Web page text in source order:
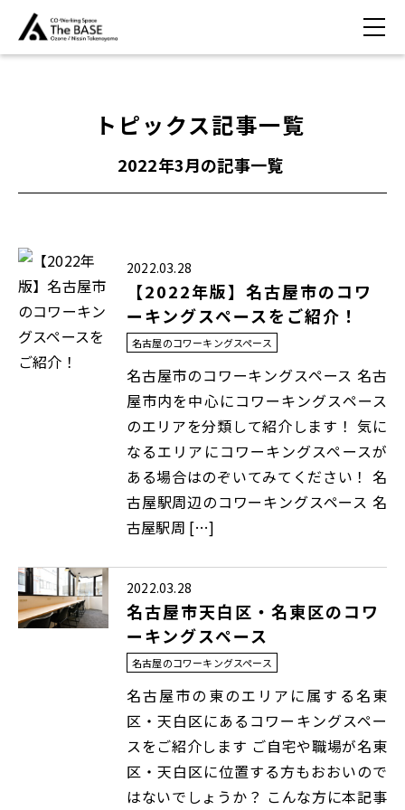
トピックス記事一覧
2022年3月の記事一覧
2022.03.28
【2022年版】名古屋市のコワ
ーキングスペースをご紹介！
名古屋のコワーキングスペース
名古屋市のコワーキングスペース 名古
屋市内を中心にコワーキングスペース
のエリアを分類して紹介します！ 気に
なるエリアにコワーキングスペースが
ある場合はのぞいてみてください！ 名
古屋駅周辺のコワーキングスペース 名
古屋駅周 […]
2022.03.28
名古屋市天白区・名東区のコワ
ーキングスペース
名古屋のコワーキングスペース
名古屋市の東のエリアに属する名東
区・天白区にあるコワーキングスペー
スをご紹介します ご自宅や職場が名東
区・天白区に位置する方もおおいので
はないでしょうか？ こんな方に本記事